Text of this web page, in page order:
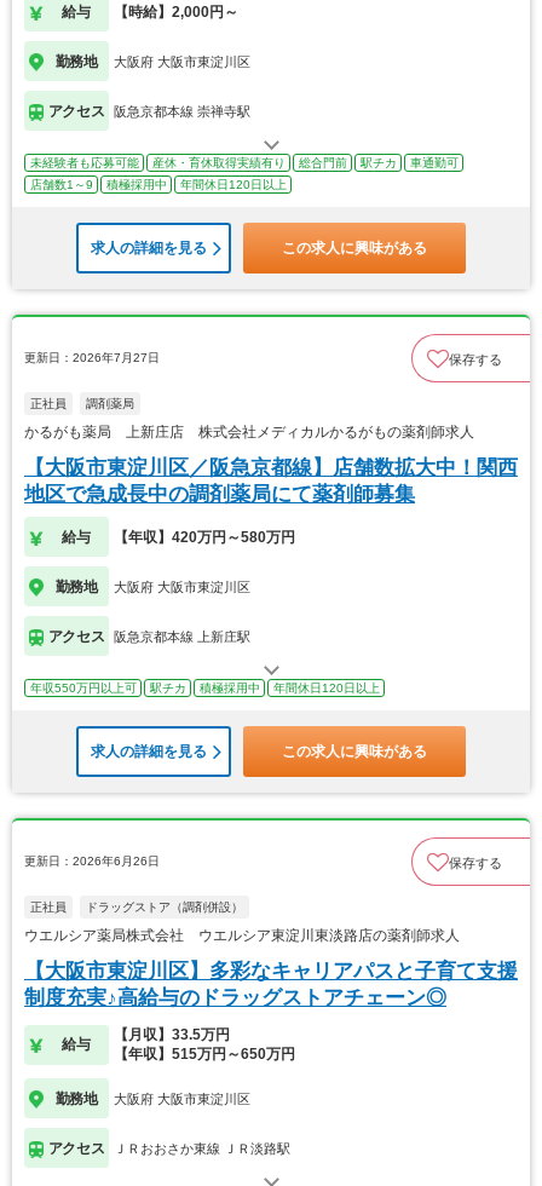
給与 【時給】2,000円～
勤務地 大阪府 大阪市東淀川区
アクセス 阪急京都本線 崇禅寺駅
未経験者も応募可能 産休・育休取得実績有り 総合門前 駅チカ
車通勤可
店舗数1～9
積極採用中 年間休日120日以上
求人の詳細を見る この求人に興味がある
更新日：2026年7月27日 保存する
正社員 調剤薬局
かるがも薬局 上新庄店 株式会社メディカルかるがもの薬剤師求人
【大阪市東淀川区／阪急京都線】店舗数拡大中！関西
地区で急成長中の調剤薬局にて薬剤師募集
給与 【年収】420万円～580万円
勤務地 大阪府 大阪市東淀川区
アクセス 阪急京都本線 上新庄駅
年収550万円以上可 駅チカ 積極採用中 年間休日120日以上
求人の詳細を見る この求人に興味がある
更新日：2026年6月26日 保存する
正社員 ドラッグストア（調剤併設）
ウエルシア薬局株式会社 ウエルシア東淀川東淡路店の薬剤師求人
【大阪市東淀川区】多彩なキャリアパスと子育て支援
制度充実♪高給与のドラッグストアチェーン◎
給与
【月収】33.5万円
【年収】515万円～650万円
勤務地 大阪府 大阪市東淀川区
アクセス ＪＲおおさか東線 ＪＲ淡路駅